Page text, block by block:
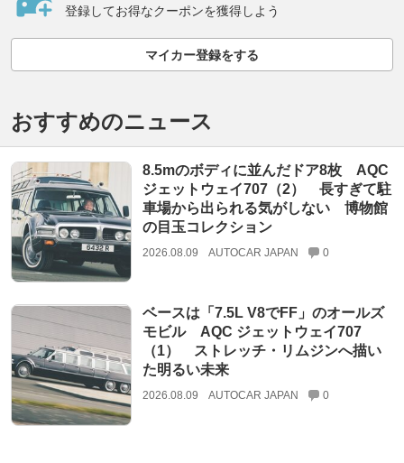
登録してお得なクーポンを獲得しよう
マイカー登録をする
おすすめのニュース
8.5mのボディに並んだドア8枚 AQC
ジェットウェイ707（2） 長すぎて駐
車場から出られる気がしない 博物館
の目玉コレクション
2026.08.09 AUTOCAR JAPAN 0
ベースは「7.5L V8でFF」のオールズ
モビル AQC ジェットウェイ707
（1） ストレッチ・リムジンへ描い
た明るい未来
2026.08.09 AUTOCAR JAPAN 0